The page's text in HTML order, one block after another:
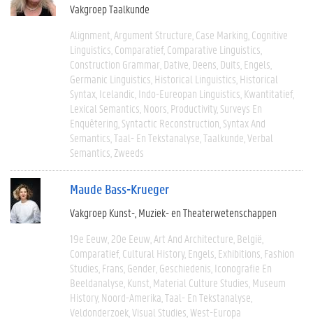
Vakgroep Taalkunde
Alignment Argument Structure Case Marking Cognitive
Linguistics Comparatief Comparative Linguistics
Construction Grammar Dative Deens Duits Engels
Germanic Linguistics Historical Linguistics Historical
Syntax Icelandic Indo-Eureopan Linguistics Kwantitatief
Lexical Semantics Noors Productivity Surveys En
Enquêtering Syntactic Reconstruction Syntax And
Semantics Taal- En Tekstanalyse Taalkunde Verbal
Semantics Zweeds
Maude Bass-Krueger
Vakgroep Kunst-, Muziek- en Theaterwetenschappen
19e Eeuw 20e Eeuw Art And Architecture België
Comparatief Cultural History Engels Exhibitions Fashion
Studies Frans Gender Geschiedenis Iconografie En
Beeldanalyse Kunst Material Culture Studies Museum
History Noord-Amerika Taal- En Tekstanalyse
Veldonderzoek Visual Studies West-Europa